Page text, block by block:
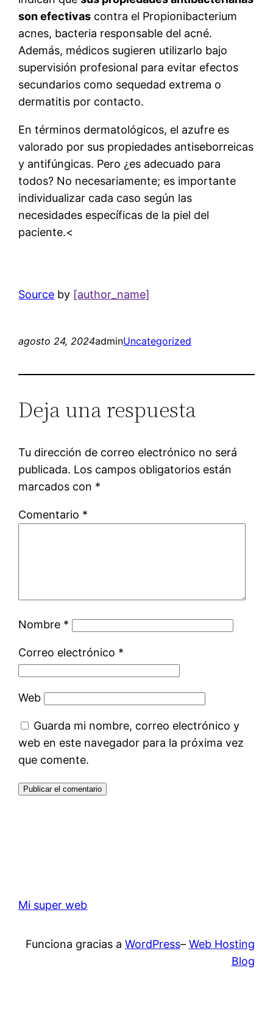
son efectivas contra el Propionibacterium
acnes, bacteria responsable del acné.
Además, médicos sugieren utilizarlo bajo
supervisión profesional para evitar efectos
secundarios como sequedad extrema o
dermatitis por contacto.
En términos dermatológicos, el azufre es
valorado por sus propiedades antiseborreicas
y antifúngicas. Pero ¿es adecuado para
todos? No necesariamente; es importante
individualizar cada caso según las
necesidades específicas de la piel del
paciente.<
Source by [author_name]
agosto 24, 2024adminUncategorized
Deja una respuesta
Tu dirección de correo electrónico no será
publicada. Los campos obligatorios están
marcados con *
Comentario *
Nombre *
Correo electrónico *
Web
Guarda mi nombre, correo electrónico y
web en este navegador para la próxima vez
que comente.
Mi super web
Funciona gracias a WordPress– Web Hosting
Blog